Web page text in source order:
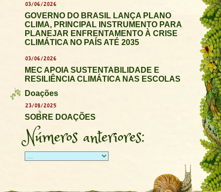
03/06/2026
GOVERNO DO BRASIL LANÇA PLANO
CLIMA, PRINCIPAL INSTRUMENTO PARA
PLANEJAR ENFRENTAMENTO À CRISE
CLIMÁTICA NO PAÍS ATÉ 2035
03/06/2026
MEC APOIA SUSTENTABILIDADE E
RESILIÊNCIA CLIMÁTICA NAS ESCOLAS
Doações
23/08/2025
SOBRE DOAÇÕES
Números anteriores: